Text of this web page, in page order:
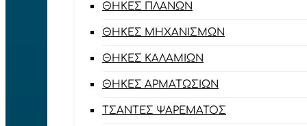
ΘΉΚΕΣ ΠΛΆΝΩΝ
ΘΉΚΕΣ ΜΗΧΑΝΙΣΜΏΝ
ΘΉΚΕΣ ΚΑΛΑΜΙΏΝ
ΘΉΚΕΣ ΑΡΜΑΤΩΣΙΏΝ
ΤΣΆΝΤΕΣ ΨΑΡΈΜΑΤΟΣ